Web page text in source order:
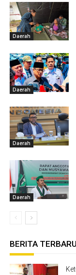
Daerah
Daerah
Daerah
Daerah
BERITA TERBARU